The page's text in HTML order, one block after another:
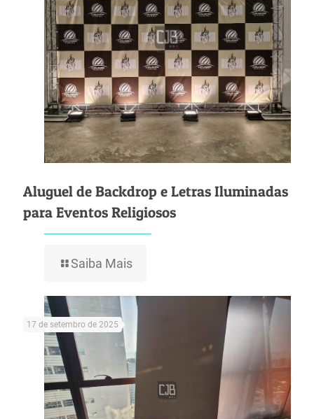
Aluguel de Backdrop e Letras Iluminadas
para Eventos Religiosos
Saiba Mais
17 de setembro de 2025